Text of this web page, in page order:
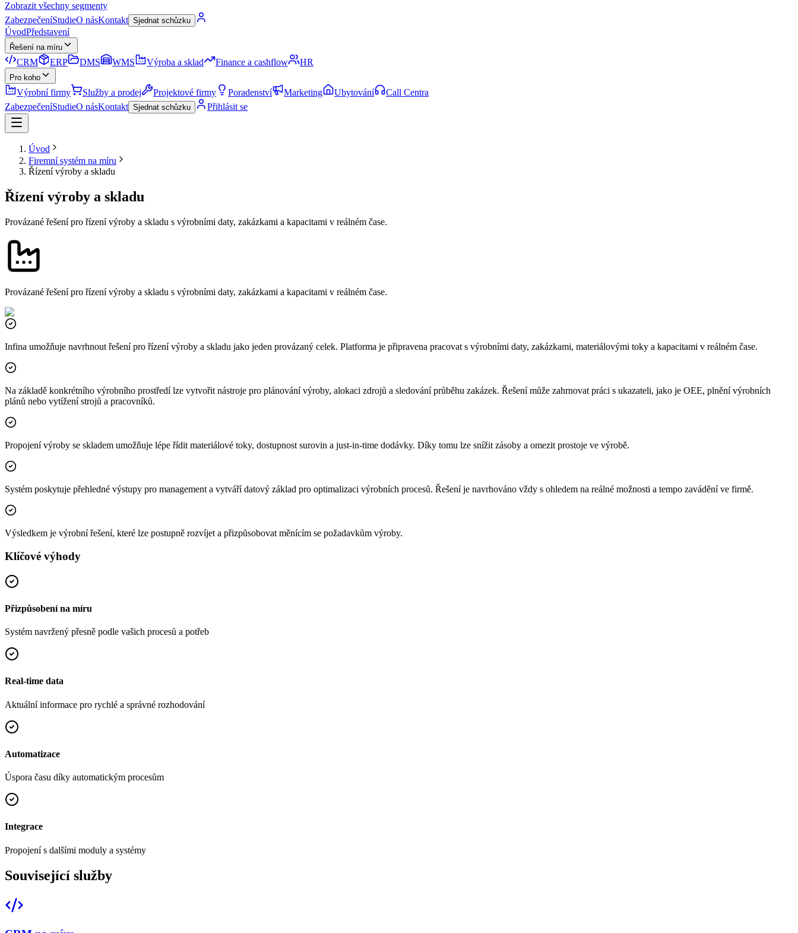
Zobrazit všechny segmenty
ZabezpečeníStudieO násKontakt Sjednat schůzku
ÚvodPředstavení
Řešení na míru
CRM ERP DMS WMS Výroba a sklad Finance a cashflow HR
Pro koho
Výrobní firmy Služby a prodej Projektové firmy Poradenství Marketing Ubytování
Call Centra
ZabezpečeníStudieO násKontakt Sjednat schůzku Přihlásit se
Úvod
Firemní systém na míru
Řízení výroby a skladu
Řízení výroby a skladu
Provázané řešení pro řízení výroby a skladu s výrobními daty, zakázkami a kapacitami v reálném čase.
Provázané řešení pro řízení výroby a skladu s výrobními daty, zakázkami a kapacitami v reálném čase.
Infina umožňuje navrhnout řešení pro řízení výroby a skladu jako jeden provázaný celek. Platforma je připravena pracovat s výrobními daty, zakázkami, materiálovými toky a kapacitami v reálném čase.
Na základě konkrétního výrobního prostředí lze vytvořit nástroje pro plánování výroby, alokaci zdrojů a sledování průběhu zakázek. Řešení může zahrnovat práci s ukazateli, jako je OEE, plnění výrobních
plánů nebo vytížení strojů a pracovníků.
Propojení výroby se skladem umožňuje lépe řídit materiálové toky, dostupnost surovin a just-in-time dodávky. Díky tomu lze snížit zásoby a omezit prostoje ve výrobě.
Systém poskytuje přehledné výstupy pro management a vytváří datový základ pro optimalizaci výrobních procesů. Řešení je navrhováno vždy s ohledem na reálné možnosti a tempo zavádění ve firmě.
Výsledkem je výrobní řešení, které lze postupně rozvíjet a přizpůsobovat měnícím se požadavkům výroby.
Klíčové výhody
Přizpůsobení na míru
Systém navržený přesně podle vašich procesů a potřeb
Real-time data
Aktuální informace pro rychlé a správné rozhodování
Automatizace
Úspora času díky automatickým procesům
Integrace
Propojení s dalšími moduly a systémy
Související služby